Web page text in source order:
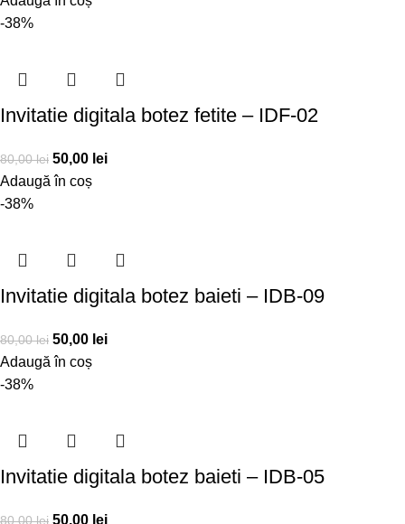
-38%
Invitatie digitala botez fetite – IDF-02
80,00lei 50,00 lei
Adaugă în coș
-38%
Invitatie digitala botez baieti – IDB-09
80,00lei 50,00 lei
Adaugă în coș
-38%
Invitatie digitala botez baieti – IDB-05
80,00lei 50,00 lei